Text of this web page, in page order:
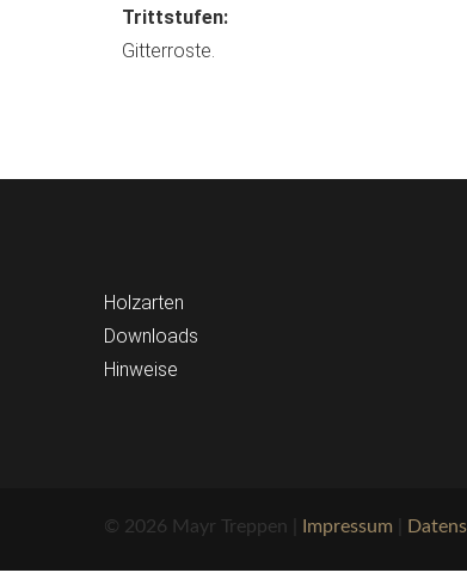
Trittstufen:
Gitterroste.
Holzarten
Downloads
Hinweise
© 2026 Mayr Treppen | Impressum